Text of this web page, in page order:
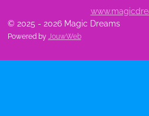
© 2025 - 2026 Magic Dreams
Powered by JouwWeb